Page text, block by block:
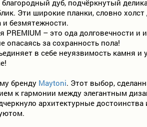
дуб, подчёркнутый
Эти широкие планки, словно
безмятежности.
– это ода долговечности и
за сохранность пола!
в себе неуязвимость камня и
бренду Maytoni. Этот выбор,
к гармонии между элегантным
архитектурные